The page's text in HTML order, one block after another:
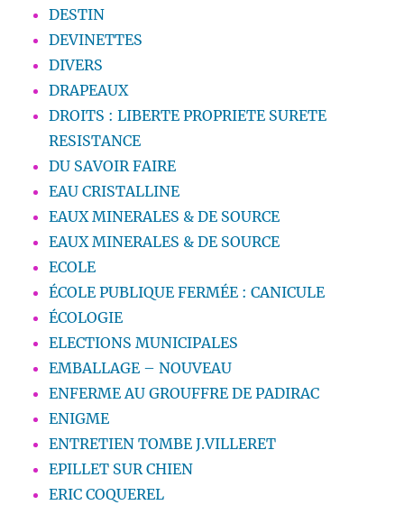
DESTIN
DEVINETTES
DIVERS
DRAPEAUX
DROITS : LIBERTE PROPRIETE SURETE
RESISTANCE
DU SAVOIR FAIRE
EAU CRISTALLINE
EAUX MINERALES & DE SOURCE
EAUX MINERALES & DE SOURCE
ECOLE
ÉCOLE PUBLIQUE FERMÉE : CANICULE
ÉCOLOGIE
ELECTIONS MUNICIPALES
EMBALLAGE – NOUVEAU
ENFERME AU GROUFFRE DE PADIRAC
ENIGME
ENTRETIEN TOMBE J.VILLERET
EPILLET SUR CHIEN
ERIC COQUEREL